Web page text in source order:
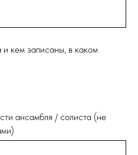
и кем записаны, в каком
ансамбля / солиста (не